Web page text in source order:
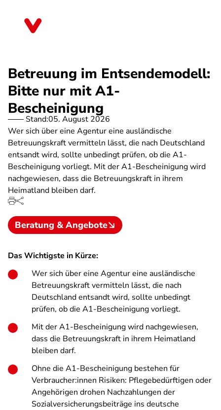
Betreuung im Entsendemodell:
Bitte nur mit A1-
Bescheinigung
Stand:05. August 2026
Wer sich über eine Agentur eine ausländische
Betreuungskraft vermitteln lässt, die nach Deutschland
entsandt wird, sollte unbedingt prüfen, ob die A1-
Bescheinigung vorliegt. Mit der A1-Bescheinigung wird
nachgewiesen, dass die Betreuungskraft in ihrem
Heimatland bleiben darf.
Beratung & Angebote
Das Wichtigste in Kürze:
Wer sich über eine Agentur eine ausländische
Betreuungskraft vermitteln lässt, die nach
Deutschland entsandt wird, sollte unbedingt
prüfen, ob die A1-Bescheinigung vorliegt.
Mit der A1-Bescheinigung wird nachgewiesen,
dass die Betreuungskraft in ihrem Heimatland
bleiben darf.
Ohne die A1-Bescheinigung bestehen für
Verbraucher:innen Risiken: Pflegebedürftigen oder
Angehörigen drohen Nachzahlungen der
Sozialversicherungsbeiträge ins deutsche